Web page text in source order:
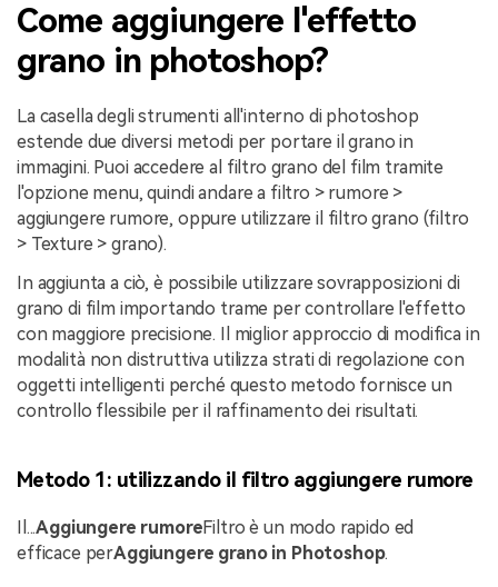
Come aggiungere l'effetto
grano in photoshop?
La casella degli strumenti all'interno di photoshop
estende due diversi metodi per portare il grano in
immagini. Puoi accedere al filtro grano del film tramite
l'opzione menu, quindi andare a filtro > rumore >
aggiungere rumore, oppure utilizzare il filtro grano (filtro
> Texture > grano).
In aggiunta a ciò, è possibile utilizzare sovrapposizioni di
grano di film importando trame per controllare l'effetto
con maggiore precisione. Il miglior approccio di modifica in
modalità non distruttiva utilizza strati di regolazione con
oggetti intelligenti perché questo metodo fornisce un
controllo flessibile per il raffinamento dei risultati.
Metodo 1: utilizzando il filtro aggiungere rumore
Il...Aggiungere rumoreFiltro è un modo rapido ed
efficace perAggiungere grano in Photoshop.